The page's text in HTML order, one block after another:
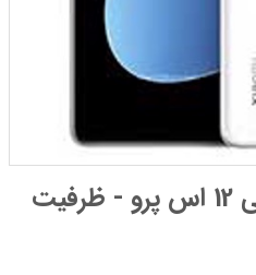
گوشی موبایل شیائومی 12 اس پرو - ظرفیت